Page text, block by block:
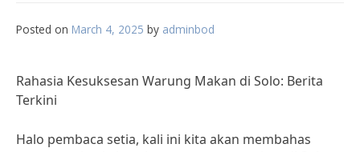
Posted on March 4, 2025 by adminbod
Rahasia Kesuksesan Warung Makan di Solo: Berita
Terkini
Halo pembaca setia, kali ini kita akan membahas